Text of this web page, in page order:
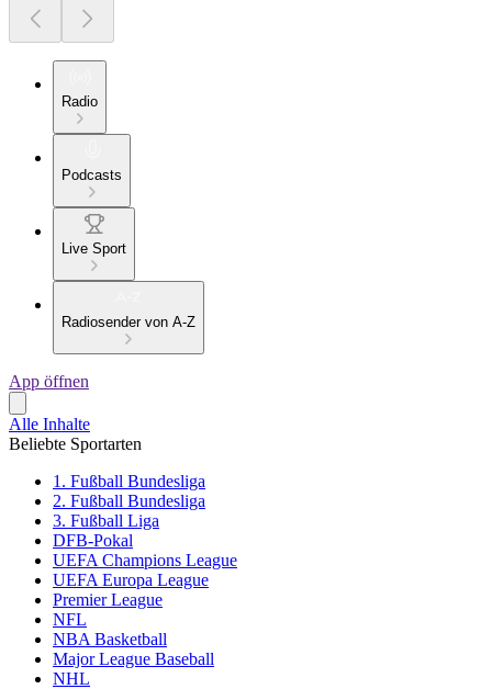
Radio
Podcasts
Live Sport
Radiosender von A-Z
App öffnen
Alle Inhalte
Beliebte Sportarten
1. Fußball Bundesliga
2. Fußball Bundesliga
3. Fußball Liga
DFB-Pokal
UEFA Champions League
UEFA Europa League
Premier League
NFL
NBA Basketball
Major League Baseball
NHL